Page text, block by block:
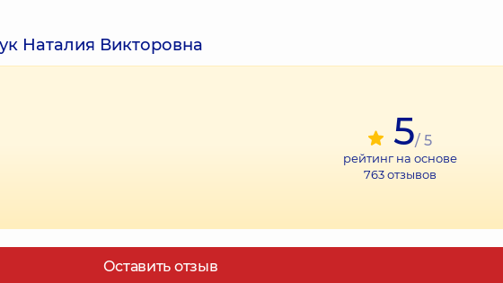
Наталия Викторовна
5/ 5
рейтинг на основе
763отзывов
Оставить отзыв